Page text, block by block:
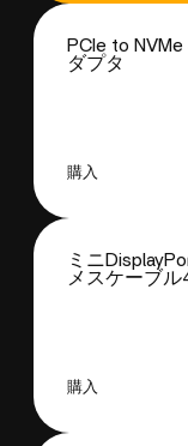
PCIe to
ダプタ
購入
ミニ
メスケーブル
購入